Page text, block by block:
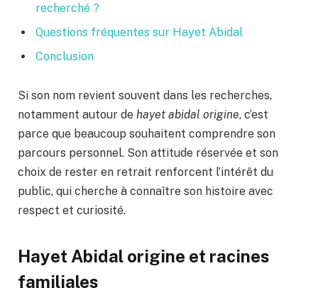
recherché ?
Questions fréquentes sur Hayet Abidal
Conclusion
Si son nom revient souvent dans les recherches,
notamment autour de hayet abidal origine, c’est
parce que beaucoup souhaitent comprendre son
parcours personnel. Son attitude réservée et son
choix de rester en retrait renforcent l’intérêt du
public, qui cherche à connaître son histoire avec
respect et curiosité.
Hayet Abidal origine et racines
familiales